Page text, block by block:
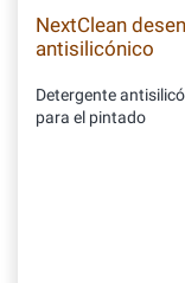
NextClean
antisilicónico
Detergente
para el pintado